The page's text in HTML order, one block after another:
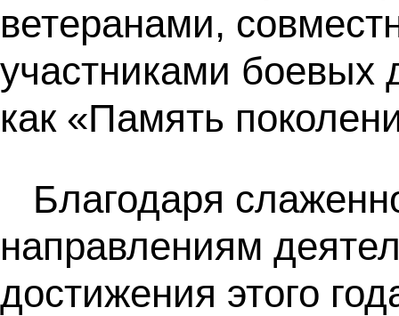
ветеранами,
участниками боевых
как «Память
Благодаря
направлениям
достижения этого